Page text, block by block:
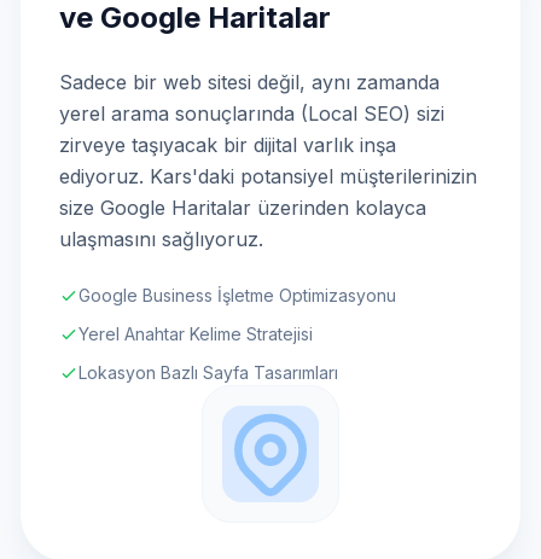
ve Google Haritalar
Sadece bir web sitesi değil, aynı zamanda
yerel arama sonuçlarında (Local SEO) sizi
zirveye taşıyacak bir dijital varlık inşa
ediyoruz. Kars'daki potansiyel müşterilerinizin
size Google Haritalar üzerinden kolayca
ulaşmasını sağlıyoruz.
Google Business İşletme Optimizasyonu
Yerel Anahtar Kelime Stratejisi
Lokasyon Bazlı Sayfa Tasarımları